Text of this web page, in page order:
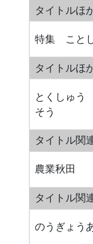
タイトルほ
特集 こと
タイトルほ
とくしゅ
そう
タイトル関
農業秋田
タイトル関
のうぎょう